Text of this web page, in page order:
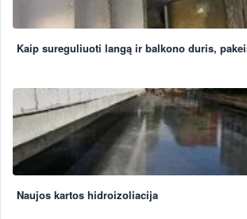
Kaip sureguliuoti langą ir balkono duris,
Naujos kartos hidroizoliacija